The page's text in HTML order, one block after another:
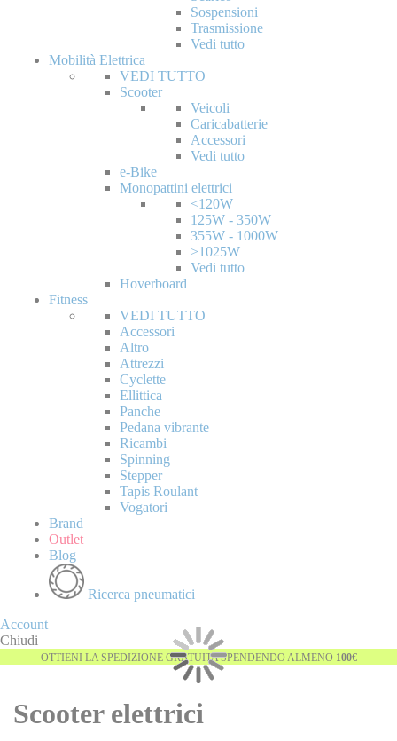
Sospensioni
Trasmissione
Vedi tutto
Mobilità Elettrica
VEDI TUTTO
Scooter
Veicoli
Caricabatterie
Accessori
Vedi tutto
e-Bike
Monopattini elettrici
<120W
125W - 350W
355W - 1000W
>1025W
Vedi tutto
Hoverboard
Fitness
VEDI TUTTO
Accessori
Altro
Attrezzi
Cyclette
Ellittica
Panche
Pedana vibrante
Ricambi
Spinning
Stepper
Tapis Roulant
Vogatori
Brand
Outlet
Blog
Ricerca pneumatici
Account
Chiudi
OTTIENI LA SPEDIZIONE GRATUITA SPENDENDO ALMENO 100€
Scooter elettrici